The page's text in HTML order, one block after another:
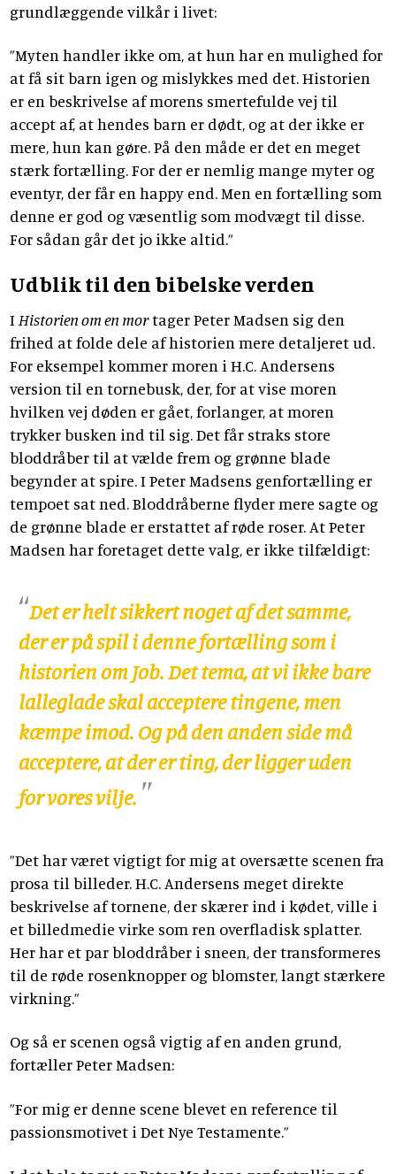
grundlæggende vilkår i livet:
”Myten handler ikke om, at hun har en mulighed for
at få sit barn igen og mislykkes med det. Historien
er en beskrivelse af morens smertefulde vej til
accept af, at hendes barn er dødt, og at der ikke er
mere, hun kan gøre. På den måde er det en meget
stærk fortælling. For der er nemlig mange myter og
eventyr, der får en happy end. Men en fortælling som
denne er god og væsentlig som modvægt til disse.
For sådan går det jo ikke altid.”
Udblik til den bibelske verden
IHistorien om en mortager Peter Madsen sig den
frihed at folde dele af historien mere detaljeret ud.
For eksempel kommer moren i H.C. Andersens
version til en tornebusk, der, for at vise moren
hvilken vej døden er gået, forlanger, at moren
trykker busken ind til sig. Det får straks store
bloddråber til at vælde frem og grønne blade
begynder at spire. I Peter Madsens genfortælling er
tempoet sat ned. Bloddråberne flyder mere sagte og
de grønne blade er erstattet af røde roser. At Peter
Madsen har foretaget dette valg, er ikke tilfældigt:
Det er helt sikkert noget af det samme,
der er på spil i denne fortælling som i
historien om Job. Det tema, at vi ikke bare
lalleglade skal acceptere tingene, men
kæmpe imod. Og på den anden side må
acceptere, at der er ting, der ligger uden
for vores vilje.
”Det har været vigtigt for mig at oversætte scenen fra
prosa til billeder. H.C. Andersens meget direkte
beskrivelse af tornene, der skærer ind i kødet, ville i
et billedmedie virke som ren overfladisk splatter.
Her har et par bloddråber i sneen, der transformeres
til de røde rosenknopper og blomster, langt stærkere
virkning.”
Og så er scenen også vigtig af en anden grund,
fortæller Peter Madsen:
”For mig er denne scene blevet en reference til
passionsmotivet i Det Nye Testamente.”